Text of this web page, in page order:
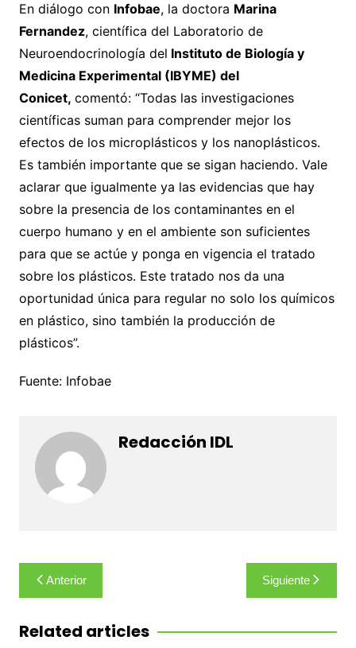
En diálogo con Infobae, la doctora Marina
Fernandez, científica del Laboratorio de
Neuroendocrinología del Instituto de Biología y
Medicina Experimental (IBYME) del
Conicet, comentó: “Todas las investigaciones
científicas suman para comprender mejor los
efectos de los microplásticos y los nanoplásticos.
Es también importante que se sigan haciendo. Vale
aclarar que igualmente ya las evidencias que hay
sobre la presencia de los contaminantes en el
cuerpo humano y en el ambiente son suficientes
para que se actúe y ponga en vigencia el tratado
sobre los plásticos. Este tratado nos da una
oportunidad única para regular no solo los químicos
en plástico, sino también la producción de
plásticos”.
Fuente: Infobae
Redacción IDL
Navegación
de
entradas
Anterior Siguiente
Related articles